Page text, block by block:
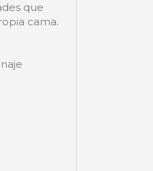
que
cama.